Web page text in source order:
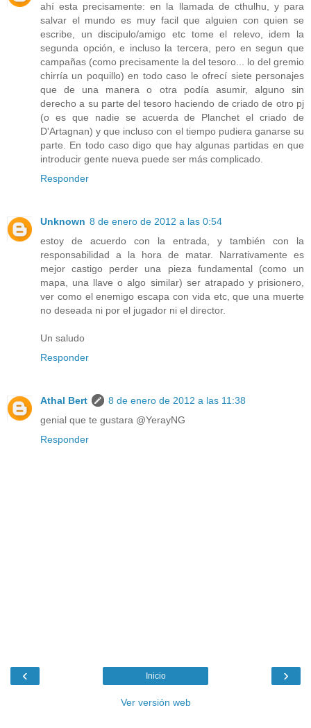
ahí esta precisamente: en la llamada de cthulhu, y para
salvar el mundo es muy facil que alguien con quien se
escribe, un discipulo/amigo etc tome el relevo, idem la
segunda opción, e incluso la tercera, pero en segun que
campañas (como precisamente la del tesoro... lo del gremio
chirría un poquillo) en todo caso le ofrecí siete personajes
que de una manera o otra podía asumir, alguno sin
derecho a su parte del tesoro haciendo de criado de otro pj
(o es que nadie se acuerda de Planchet el criado de
D'Artagnan) y que incluso con el tiempo pudiera ganarse su
parte. En todo caso digo que hay algunas partidas en que
introducir gente nueva puede ser más complicado.
Responder
Unknown 8 de enero de 2012 a las 0:54
estoy de acuerdo con la entrada, y también con la
responsabilidad a la hora de matar. Narrativamente es
mejor castigo perder una pieza fundamental (como un
mapa, una llave o algo similar) ser atrapado y prisionero,
ver como el enemigo escapa con vida etc, que una muerte
no deseada ni por el jugador ni el director.
Un saludo
Responder
Athal Bert
8 de enero de 2012 a las 11:38
genial que te gustara @YerayNG
Responder
‹ ›
Inicio
Ver versión web